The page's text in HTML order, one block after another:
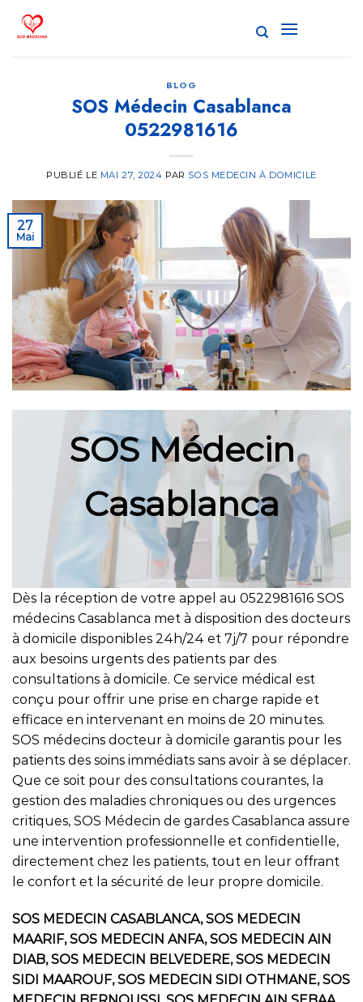
BLOG
SOS Médecin Casablanca
0522981616
PUBLIÉ LE MAI 27, 2024 PAR SOS MEDECIN À DOMICILE
27
Mai
SOS Médecin
Casablanca
Dès la réception de votre appel au 0522981616 SOS
médecins Casablanca met à disposition des docteurs
à domicile disponibles 24h/24 et 7j/7 pour répondre
aux besoins urgents des patients par des
consultations à domicile. Ce service médical est
conçu pour offrir une prise en charge rapide et
efficace en intervenant en moins de 20 minutes.
SOS médecins docteur à domicile garantis pour les
patients des soins immédiats sans avoir à se déplacer.
Que ce soit pour des consultations courantes, la
gestion des maladies chroniques ou des urgences
critiques, SOS Médecin de gardes Casablanca assure
une intervention professionnelle et confidentielle,
directement chez les patients, tout en leur offrant
le confort et la sécurité de leur propre domicile.
SOS MEDECIN CASABLANCA, SOS MEDECIN
MAARIF, SOS MEDECIN ANFA, SOS MEDECIN AIN
DIAB, SOS MEDECIN BELVEDERE, SOS MEDECIN
SIDI MAAROUF, SOS MEDECIN SIDI OTHMANE, SOS